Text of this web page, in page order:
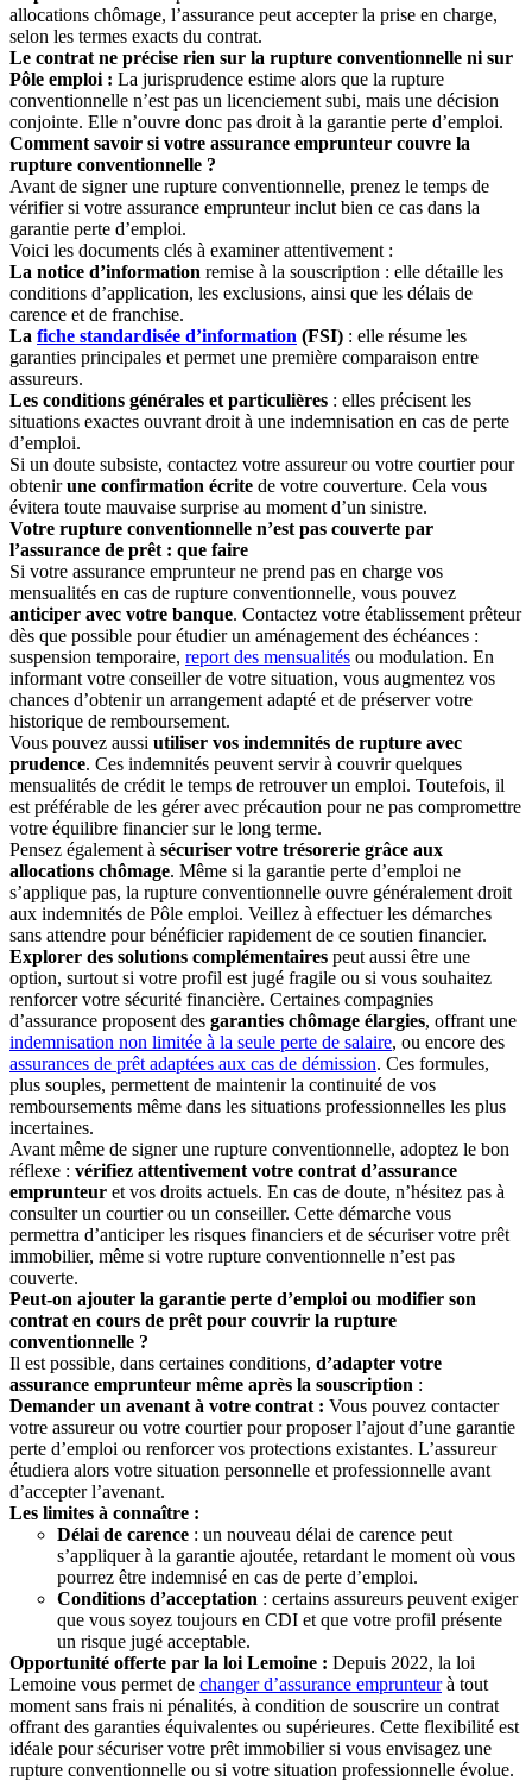
allocations chômage, l’assurance peut accepter la prise en charge,
selon les termes exacts du contrat.
Le contrat ne précise rien sur la rupture conventionnelle ni sur
Pôle emploi : La jurisprudence estime alors que la rupture
conventionnelle n’est pas un licenciement subi, mais une décision
conjointe. Elle n’ouvre donc pas droit à la garantie perte d’emploi.
Comment savoir si votre assurance emprunteur couvre la
rupture conventionnelle ?
Avant de signer une rupture conventionnelle, prenez le temps de
vérifier si votre assurance emprunteur inclut bien ce cas dans la
garantie perte d’emploi.
Voici les documents clés à examiner attentivement :
La notice d’information remise à la souscription : elle détaille les
conditions d’application, les exclusions, ainsi que les délais de
carence et de franchise.
La fiche standardisée d’information (FSI) : elle résume les
garanties principales et permet une première comparaison entre
assureurs.
Les conditions générales et particulières : elles précisent les
situations exactes ouvrant droit à une indemnisation en cas de perte
d’emploi.
Si un doute subsiste, contactez votre assureur ou votre courtier pour
obtenirune confirmation écrite de votre couverture. Cela vous
évitera toute mauvaise surprise au moment d’un sinistre.
Votre rupture conventionnelle n’est pas couverte par
l’assurance de prêt : que faire
Si votre assurance emprunteur ne prend pas en charge vos
mensualités en cas de rupture conventionnelle, vous pouvez
anticiper avec votre banque. Contactez votre établissement prêteur
dès que possible pour étudier un aménagement des échéances :
suspension temporaire, report des mensualités ou modulation. En
informant votre conseiller de votre situation, vous augmentez vos
chances d’obtenir un arrangement adapté et de préserver votre
historique de remboursement.
Vous pouvez aussi utiliser vos indemnités de rupture avec
prudence. Ces indemnités peuvent servir à couvrir quelques
mensualités de crédit le temps de retrouver un emploi. Toutefois, il
est préférable de les gérer avec précaution pour ne pas compromettre
votre équilibre financier sur le long terme.
Pensez également à sécuriser votre trésorerie grâce aux
allocations chômage. Même si la garantie perte d’emploi ne
s’applique pas, la rupture conventionnelle ouvre généralement droit
aux indemnités de Pôle emploi. Veillez à effectuer les démarches
sans attendre pour bénéficier rapidement de ce soutien financier.
Explorer des solutions complémentaires peut aussi être une
option, surtout si votre profil est jugé fragile ou si vous souhaitez
renforcer votre sécurité financière. Certaines compagnies
d’assurance proposent des garanties chômage élargies, offrant une
indemnisation non limitée à la seule perte de salaire, ou encore des
assurances de prêt adaptées aux cas de démission. Ces formules,
plus souples, permettent de maintenir la continuité de vos
remboursements même dans les situations professionnelles les plus
incertaines.
Avant même de signer une rupture conventionnelle, adoptez le bon
réflexe : vérifiez attentivement votre contrat d’assurance
emprunteur et vos droits actuels. En cas de doute, n’hésitez pas à
consulter un courtier ou un conseiller. Cette démarche vous
permettra d’anticiper les risques financiers et de sécuriser votre prêt
immobilier, même si votre rupture conventionnelle n’est pas
couverte.
Peut-on ajouter la garantie perte d’emploi ou modifier son
contrat en cours de prêt pour couvrir la rupture
conventionnelle ?
Il est possible, dans certaines conditions, d’adapter votre
assurance emprunteur même après la souscription :
Demander un avenant à votre contrat : Vous pouvez contacter
votre assureur ou votre courtier pour proposer l’ajout d’une garantie
perte d’emploi ou renforcer vos protections existantes. L’assureur
étudiera alors votre situation personnelle et professionnelle avant
d’accepter l’avenant.
Les limites à connaître :
Délai de carence : un nouveau délai de carence peut
s’appliquer à la garantie ajoutée, retardant le moment où vous
pourrez être indemnisé en cas de perte d’emploi.
Conditions d’acceptation : certains assureurs peuvent exiger
que vous soyez toujours en CDI et que votre profil présente
un risque jugé acceptable.
Opportunité offerte par la loi Lemoine : Depuis 2022, la loi
Lemoine vous permet de changer d’assurance emprunteurà tout
moment sans frais ni pénalités, à condition de souscrire un contrat
offrant des garanties équivalentes ou supérieures. Cette flexibilité est
idéale pour sécuriser votre prêt immobilier si vous envisagez une
rupture conventionnelle ou si votre situation professionnelle évolue.